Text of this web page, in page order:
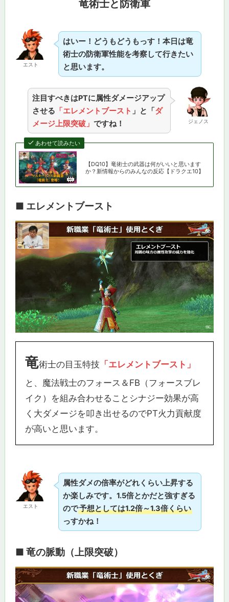
竜術士と防衛軍
エスト
はいー！どうもどうもっす！本日は竜
術士の防衛軍性能を考察して行きたい
と思います。
ジェノス
注目すべきはPTに属性ダメージアップ
させる 「エレメントブースト 」と「ダ
メージ上限突破」 ですね！
あわせて読みたい
【DQ10】竜術士の武器は何がいいと思います
か？新情報からのみんなの反応【ドラクエ10】
■ エレメントブースト
竜術士の目玉特技 「エレメントブースト」
と、魔法戦士のフォース＆FB（フォースブレ
イク）を組み合わせることシナジー効果が高
く大ダメージを叩き出せるのでPT火力貢献度
が高いと思います。
エスト
属性ダメの倍率がどれくらい上昇する
か楽しみです。1.5倍とかだと強すぎる
ので予想としては1.2倍～1.3倍くらい
っすかね！
■ 竜の脈動（上限突破）